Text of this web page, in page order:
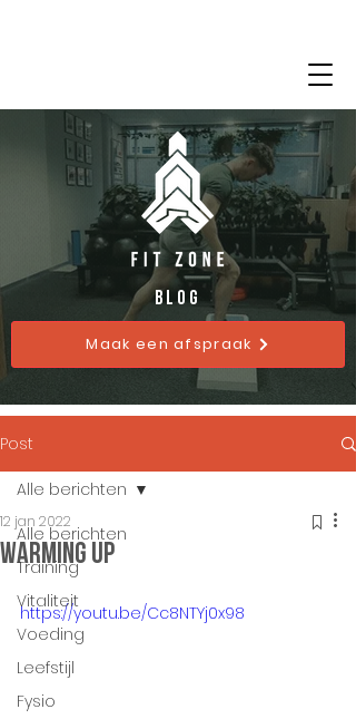
BLog
Maak een afspraak
Post
Alle berichten
Training
Vitaliteit
Voeding
Leefstijl
Fysio
Alle berichten
Warming up
12 jan 2022
https://youtu.be/Cc8NTYj0x98